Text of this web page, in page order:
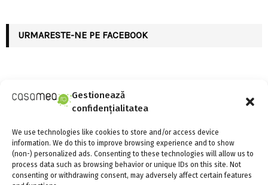
Gestionează
confidențialitatea
We use technologies like cookies to store and/or access device
information. We do this to improve browsing experience and to show
(non-) personalized ads. Consenting to these technologies will allow us to
process data such as browsing behavior or unique IDs on this site. Not
consenting or withdrawing consent, may adversely affect certain features
URMARESTE-NE PE FACEBOOK
ARTICOLE RECENTE
Linie de credit sau împrumut clasic: care variantă
oferă mai multă flexibilitate?
4 august 2026